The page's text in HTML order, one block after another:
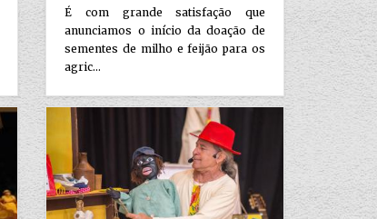
É com grande satisfação que
anunciamos o início da doação de
sementes de milho e feijão para os
agric...